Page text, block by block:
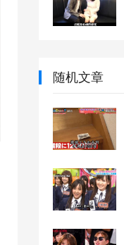
随机文章